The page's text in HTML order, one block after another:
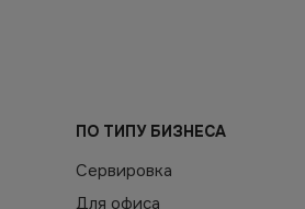
ПО ТИПУ БИЗНЕСА
Сервировка
Для офиса